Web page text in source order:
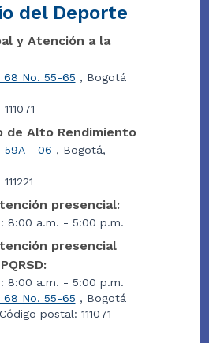
del Deporte
y Atención a la
68 No. 55-65 , Bogotá
de Alto Rendimiento
59A - 06 , Bogotá,
presencial:
8:00 a.m. - 5:00 p.m.
presencial
8:00 a.m. - 5:00 p.m.
68 No. 55-65 , Bogotá
postal: 111071